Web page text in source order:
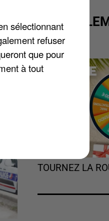
GAGNER
TOURNEZ LA
sélectionnant
refuser
que pour
à tout